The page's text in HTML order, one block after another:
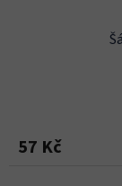
57 Kč